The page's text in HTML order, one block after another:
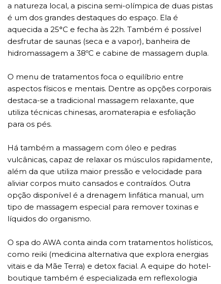
a natureza local, a piscina semi-olímpica de duas pistas
é um dos grandes destaques do espaço. Ela é
aquecida a 25°C e fecha às 22h. Também é possível
desfrutar de saunas (seca e a vapor), banheira de
hidromassagem a 38ºC e cabine de massagem dupla.
O menu de tratamentos foca o equilíbrio entre
aspectos físicos e mentais. Dentre as opções corporais
destaca-se a tradicional massagem relaxante, que
utiliza técnicas chinesas, aromaterapia e esfoliação
para os pés.
Há também a massagem com óleo e pedras
vulcânicas, capaz de relaxar os músculos rapidamente,
além da que utiliza maior pressão e velocidade para
aliviar corpos muito cansados e contraídos. Outra
opção disponível é a drenagem linfática manual, um
tipo de massagem especial para remover toxinas e
líquidos do organismo.
O spa do AWA conta ainda com tratamentos holísticos,
como reiki (medicina alternativa que explora energias
vitais e da Mãe Terra) e detox facial. A equipe do hotel-
boutique também é especializada em reflexologia